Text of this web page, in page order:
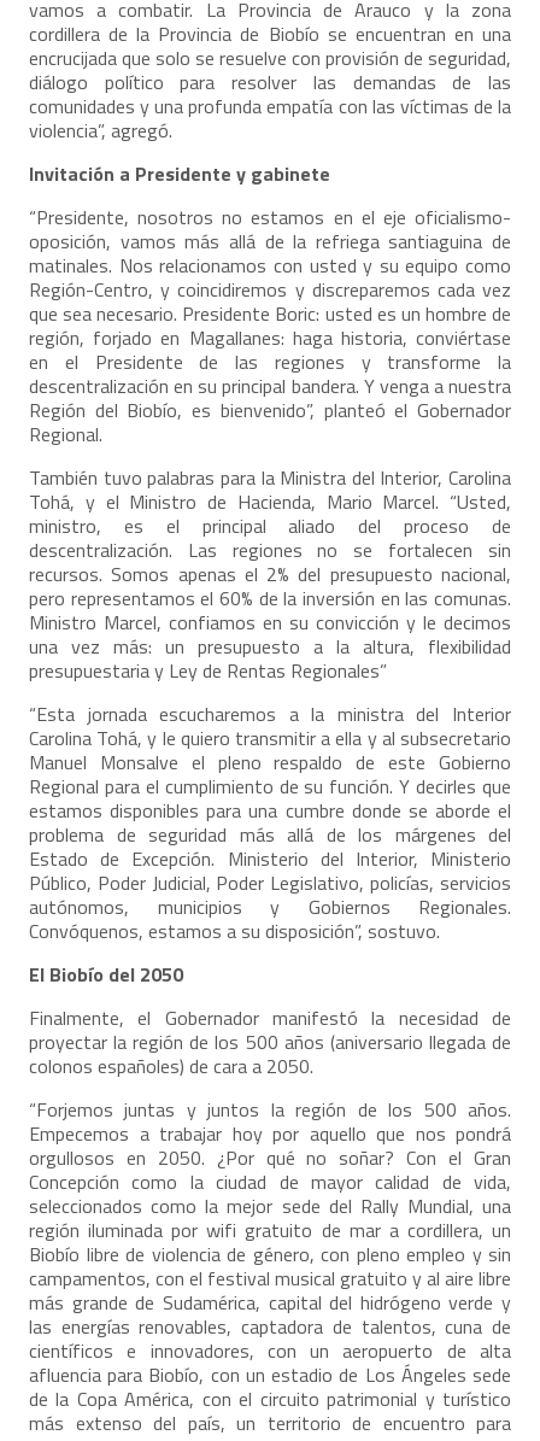
vamos a combatir. La Provincia de Arauco y la zona
cordillera de la Provincia de Biobío se encuentran en una
encrucijada que solo se resuelve con provisión de seguridad,
diálogo político para resolver las demandas de las
comunidades y una profunda empatía con las víctimas de la
violencia”, agregó.
Invitación a Presidente y gabinete
“Presidente, nosotros no estamos en el eje oficialismo-
oposición, vamos más allá de la refriega santiaguina de
matinales. Nos relacionamos con usted y su equipo como
Región-Centro, y coincidiremos y discreparemos cada vez
que sea necesario. Presidente Boric: usted es un hombre de
región, forjado en Magallanes: haga historia, conviértase
en el Presidente de las regiones y transforme la
descentralización en su principal bandera. Y venga a nuestra
Región del Biobío, es bienvenido”, planteó el Gobernador
Regional.
También tuvo palabras para la Ministra del Interior, Carolina
Tohá, y el Ministro de Hacienda, Mario Marcel. “Usted,
ministro, es el principal aliado del proceso de
descentralización. Las regiones no se fortalecen sin
recursos. Somos apenas el 2% del presupuesto nacional,
pero representamos el 60% de la inversión en las comunas.
Ministro Marcel, confiamos en su convicción y le decimos
una vez más: un presupuesto a la altura, flexibilidad
presupuestaria y Ley de Rentas Regionales”
“Esta jornada escucharemos a la ministra del Interior
Carolina Tohá, y le quiero transmitir a ella y al subsecretario
Manuel Monsalve el pleno respaldo de este Gobierno
Regional para el cumplimiento de su función. Y decirles que
estamos disponibles para una cumbre donde se aborde el
problema de seguridad más allá de los márgenes del
Estado de Excepción. Ministerio del Interior, Ministerio
Público, Poder Judicial, Poder Legislativo, policías, servicios
autónomos, municipios y Gobiernos Regionales.
Convóquenos, estamos a su disposición”, sostuvo.
El Biobío del 2050
Finalmente, el Gobernador manifestó la necesidad de
proyectar la región de los 500 años (aniversario llegada de
colonos españoles) de cara a 2050.
“Forjemos juntas y juntos la región de los 500 años.
Empecemos a trabajar hoy por aquello que nos pondrá
orgullosos en 2050. ¿Por qué no soñar? Con el Gran
Concepción como la ciudad de mayor calidad de vida,
seleccionados como la mejor sede del Rally Mundial, una
región iluminada por wifi gratuito de mar a cordillera, un
Biobío libre de violencia de género, con pleno empleo y sin
campamentos, con el festival musical gratuito y al aire libre
más grande de Sudamérica, capital del hidrógeno verde y
las energías renovables, captadora de talentos, cuna de
científicos e innovadores, con un aeropuerto de alta
afluencia para Biobío, con un estadio de Los Ángeles sede
de la Copa América, con el circuito patrimonial y turístico
más extenso del país, un territorio de encuentro para